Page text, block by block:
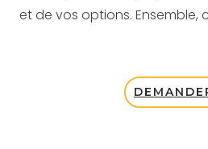
et de vos options. Ensemble,